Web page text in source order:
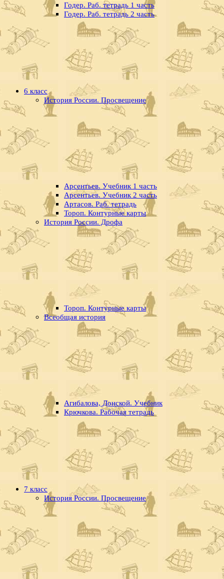
Годер. Раб. тетрадь 1 часть
Годер. Раб. тетрадь 2 часть
6 класс
История России. Просвещение
Арсентьев. Учебник 1 часть
Арсентьев. Учебник 2 часть
Артасов. Раб. тетрадь
Тороп. Контурные карты
История России. Дрофа
Тороп. Контурные карты
Всеобщая история
Агибалова, Донской. Учебник
Крючкова. Рабочая тетрадь
7 класс
История России. Просвещение